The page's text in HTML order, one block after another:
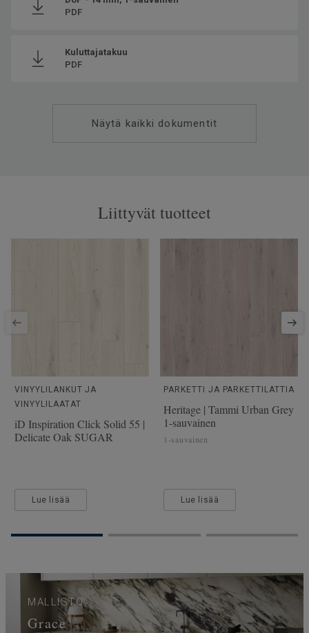
PDF
Kuluttajatakuu
PDF
Näytä kaikki dokumentit
Liittyvät tuotteet
VINYYLILANKUT JA
VINYYLILAATAT
iD Inspiration Click Solid 55 |
Delicate Oak SUGAR
Lue lisää
PARKETTI JA PARKETTILATTIA
Heritage | Tammi Urban Grey
1-sauvainen
1-sauvainen
Lue lisää
MALLISTO
Grace